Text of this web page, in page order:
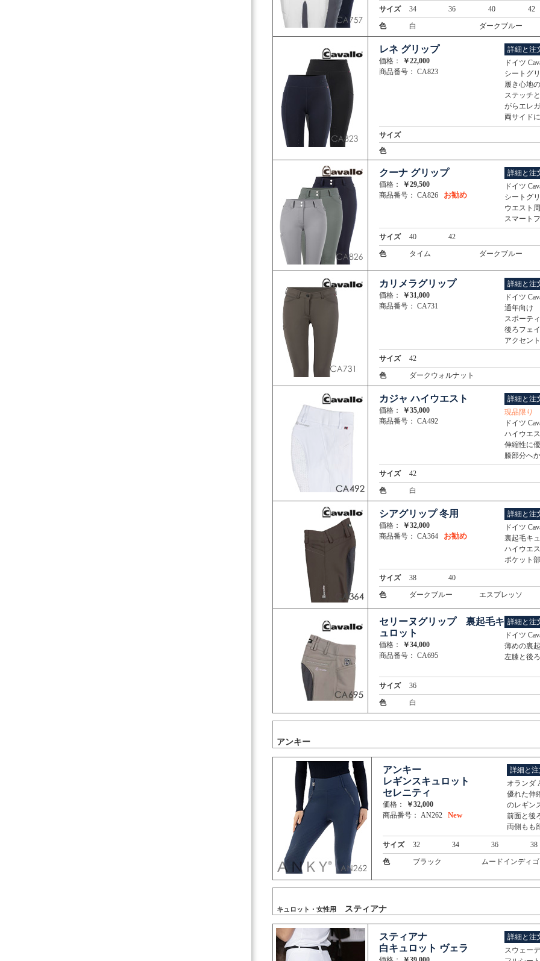
サイズ 34 36 40
42
色
白 ダークブルー
レネ グリップ
価格：
￥22,000
商品番号： CA823
詳細と注
ドイツ
シートグ
履き心地
ステッチ
がらエレ
両サイド
サイズ
色
クーナ グリップ
価格：
￥29,500
商品番号： CA826 お勧め
詳細と注
ドイツ
シートグ
ウエスト
スマート
サイズ 40
42
色
タイム ダークブルー
カリメラグリップ
価格：
￥31,000
商品番号： CA731
詳細と注
ドイツ
通年向け
スポーテ
後ろフェ
アクセン
サイズ
42
色
ダークウォルナット
カジャ ハイウエスト
価格：
￥35,000
商品番号： CA492
詳細と注
現品限り
ドイツ
ハイウエ
伸縮性に
膝部分へ
サイズ
42
色
白
シアグリップ 冬用
価格：
￥32,000
商品番号： CA364 お勧め
詳細と注
ドイツ
裏起毛キ
ハイウエ
ポケット
サイズ 38
40
色
ダークブルー エスプレッソ
セリーヌグリップ 裏起毛キ
ュロット
価格：
￥34,000
商品番号： CA695
詳細と注
ドイツ
薄めの裏
左膝と後
サイズ
36
色
白
アンキー
アンキー
レギンスキュロット
セレニティ
価格：
￥32,000
商品番号： AN262 New
詳細と
オランダ
優れた伸
のレギン
前面と後
両側もも
サイズ 32 34 36
38
色
ブラック ムードインディゴ
キュロット・女性用 スティアナ
スティアナ
白キュロット ヴェラ
詳細と注
スウェー